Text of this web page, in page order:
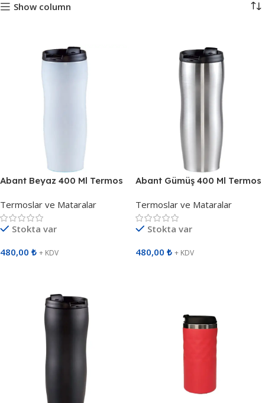
Show column
Abant Beyaz 400 Ml Termos
Termoslar ve Mataralar
Stokta var
480,00 ₺ + KDV
Abant Gümüş 400 Ml Termos
Termoslar ve Mataralar
Stokta var
480,00 ₺ + KDV